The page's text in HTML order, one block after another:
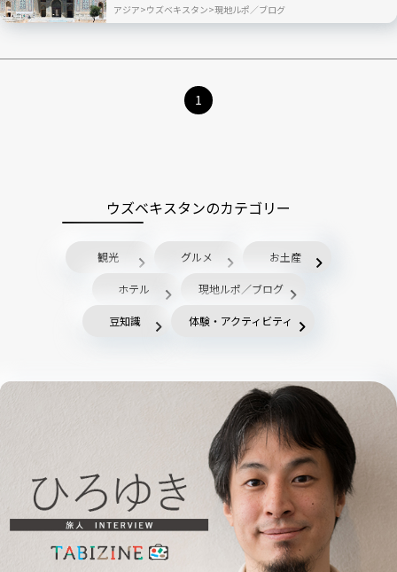
アジア ウズベキスタン 現地ルポ／ブログ
1
ウズベキスタンのカテゴリー
観光 グルメ お土産
ホテル 現地ルポ／ブログ
豆知識 体験・アクティビティ